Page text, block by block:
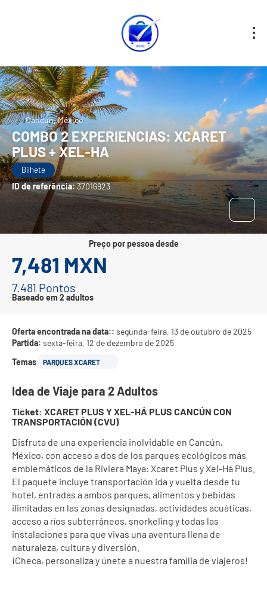
Cancun, México
COMBO 2 EXPERIENCIAS: XCARET
PLUS + XEL-HA
Bilhete
ID de referência: 37016923
preço por pessoa desde
7,481 MXN
7.481 Pontos
Baseado em 2 adultos
Oferta encontrada na data:: segunda-feira, 13 de outubro de 2025
Partida: sexta-feira, 12 de dezembro de 2025
Temas
PARQUES XCARET
Idea de Viaje para 2 Adultos
Ticket: XCARET PLUS Y XEL-HÁ PLUS CANCÚN CON
TRANSPORTACIÓN (CVU)
Disfruta de una experiencia inolvidable en Cancún,
México, con acceso a dos de los parques ecológicos más
emblemáticos de la Riviera Maya: Xcaret Plus y Xel-Há Plus.
El paquete incluye transportación ida y vuelta desde tu
hotel, entradas a ambos parques, alimentos y bebidas
ilimitadas en las zonas designadas, actividades acuáticas,
acceso a ríos subterráneos, snorkeling y todas las
instalaciones para que vivas una aventura llena de
naturaleza, cultura y diversión.
¡Checa, personaliza y únete a nuestra familia de viajeros!